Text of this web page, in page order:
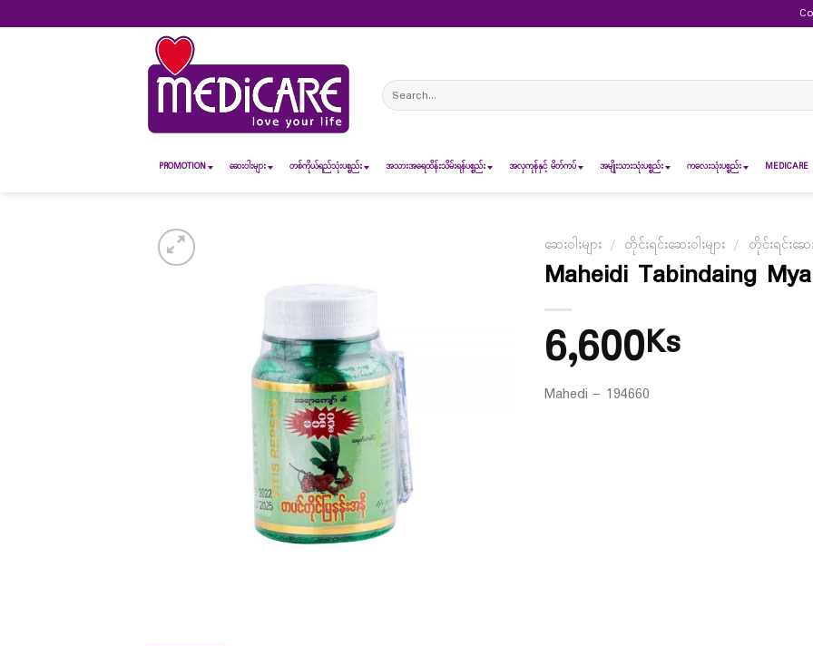
to
Search
for:
PROMOTION ဆေး၀ါးများ တစ်ကိုယ်ရည်သုံးပစ္စည်း အသားအရေထိန်းသိမ်းရန်ပစ္စည်း အလှကုန်နှင့် မိတ်ကပ် အမျိုးသားသုံးပစ္စည်း ကလေးသုံးပစ္စည်း MEDICARE
ဆေးဝါးများ / တိုင်းရင်းဆေးဝါးများ / တိုင်းရင်းဆေး
Maheidi Tabindaing
6,600Ks
Mahedi – 194660